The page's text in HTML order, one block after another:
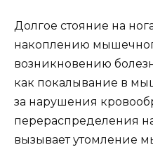
Долгое стояние на
накоплению
возникновению
как покалывание в
за нарушения
перераспределения
вызывает утомление